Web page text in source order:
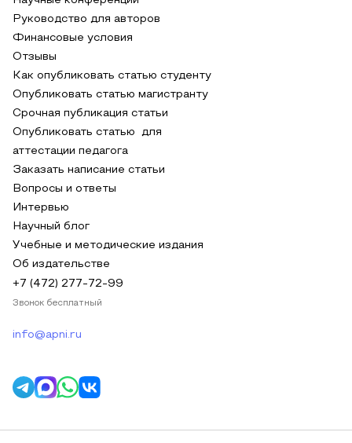
Руководство для авторов
Финансовые условия
Отзывы
Как опубликовать статью студенту
Опубликовать статью магистранту
Срочная публикация статьи
Опубликовать статью для
аттестации педагога
Заказать написание статьи
Вопросы и ответы
Интервью
Научный блог
Учебные и методические издания
Об издательстве
+7 (472) 277-72-99
Звонок бесплатный
info@apni.ru